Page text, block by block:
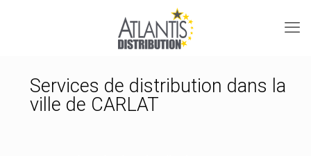
Services de distribution dans la
ville de CARLAT